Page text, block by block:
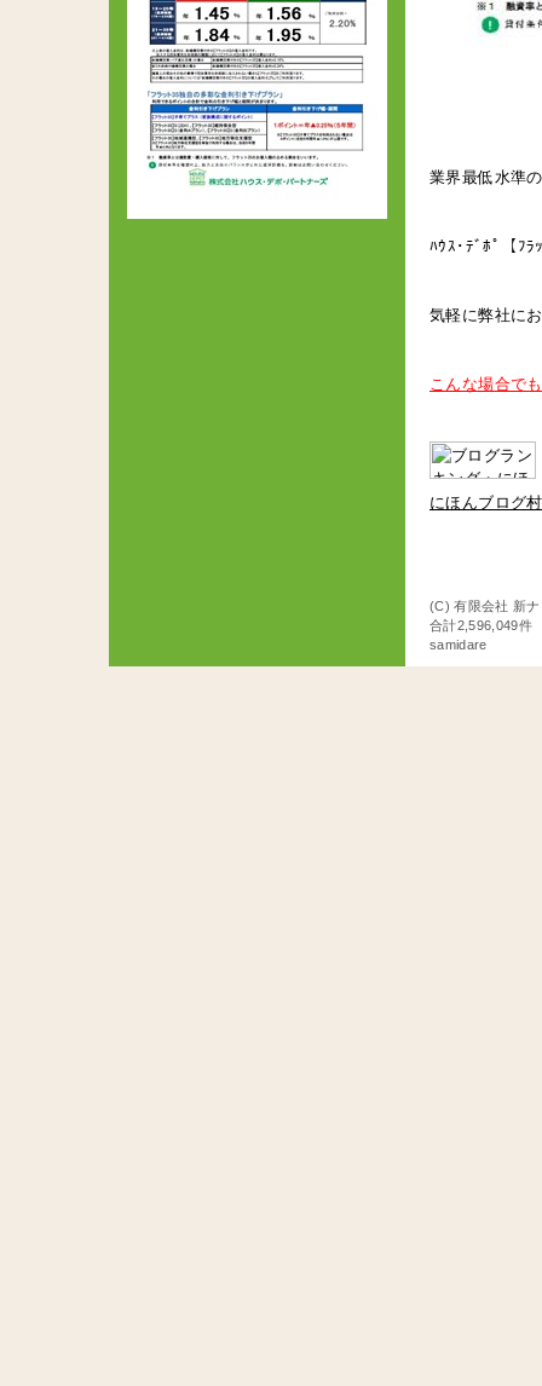
業界最低水準
ﾊｳｽ･ﾃﾞﾎﾟ【ﾌﾗ
気軽に弊社に
こんな場合で
にほんブログ村
(C) 有限会社 新
合計2,596,049
samidare